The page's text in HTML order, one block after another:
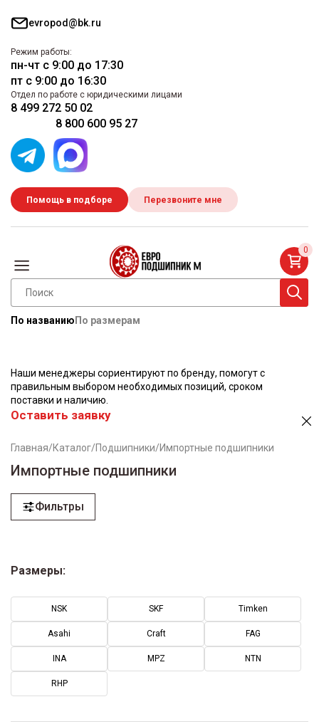
evropod@bk.ru
Режим работы:
пн-чт с 9:00 до 17:30
пт с 9:00 до 16:30
Отдел по работе с юридическими лицами
8 499 272 50 02
8 800 600 95 27
Помощь в подборе Перезвоните мне
По названию По размерам
0
Наши менеджеры сориентируют по бренду, помогут с
правильным выбором необходимых позиций, сроком
поставки и наличию.
Оставить заявку
Главная/Каталог/Подшипники/Импортные подшипники
Импортные подшипники
Фильтры
Размеры:
NSK SKF Timken
Asahi Craft FAG
INA MPZ NTN
RHP